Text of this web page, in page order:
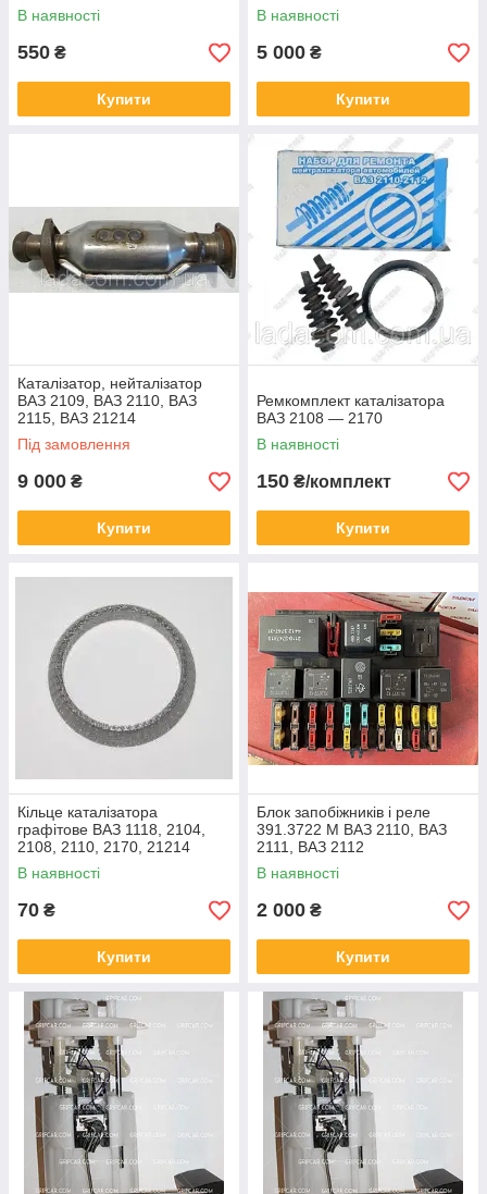
В наявності
550 ₴
Купити
В наявності
5 000 ₴
Купити
Каталізатор, нейталізатор
ВАЗ 2109, ВАЗ 2110, ВАЗ
2115, ВАЗ 21214
Під замовлення
9 000 ₴
Купити
Ремкомплект каталізатора
ВАЗ 2108 — 2170
В наявності
150 ₴/комплект
Купити
Кільце каталізатора
графітове ВАЗ 1118, 2104,
2108, 2110, 2170, 21214
В наявності
70 ₴
Купити
Блок запобіжників і реле
391.3722 М ВАЗ 2110, ВАЗ
2111, ВАЗ 2112
В наявності
2 000 ₴
Купити